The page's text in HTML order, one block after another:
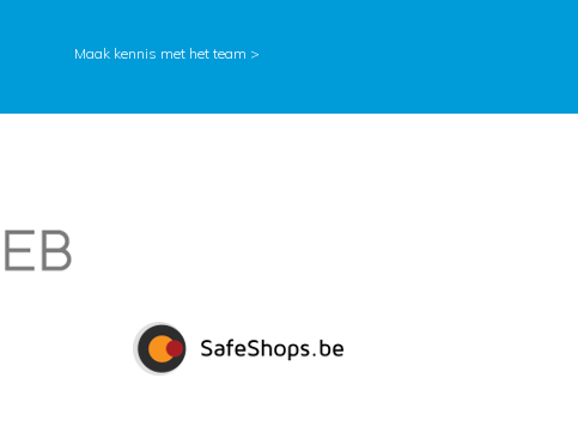
Maak kennis met het team >